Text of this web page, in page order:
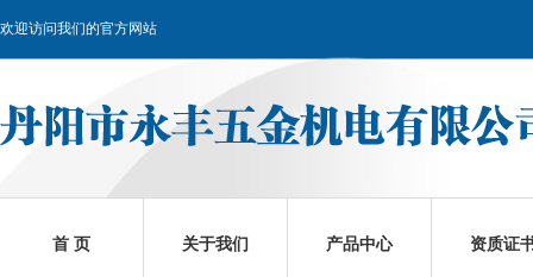
欢迎访问我们的官方网站
首 页 关于我们 产品中心 资质证